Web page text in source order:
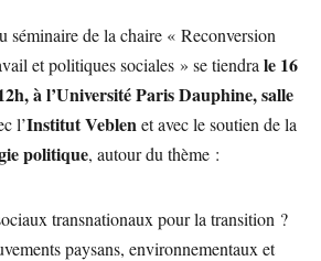
séminaire de la chaire « Reconversion
et politiques sociales » se tiendra le 16
à l’Université Paris Dauphine, salle
l’Institut Veblenet avec le soutien de la
politique, autour du thème :
transnationaux pour la transition ?
paysans, environnementaux et